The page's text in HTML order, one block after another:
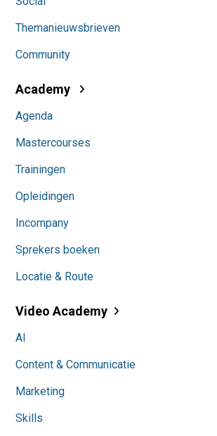
Themanieuwsbrieven
Community
Academy
Agenda
Mastercourses
Trainingen
Opleidingen
Incompany
Sprekers boeken
Locatie & Route
Video Academy
AI
Content & Communicatie
Marketing
Skills